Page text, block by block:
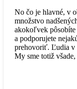
No čo je hlavné, v
množstvo
akokoľvek pôsobíte
a podporujete
prehovoriť. Ľudia v
My sme totiž